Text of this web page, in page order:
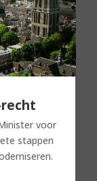
voor
stappen